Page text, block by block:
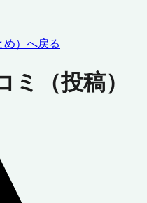
）へ戻る
ミ（投稿）